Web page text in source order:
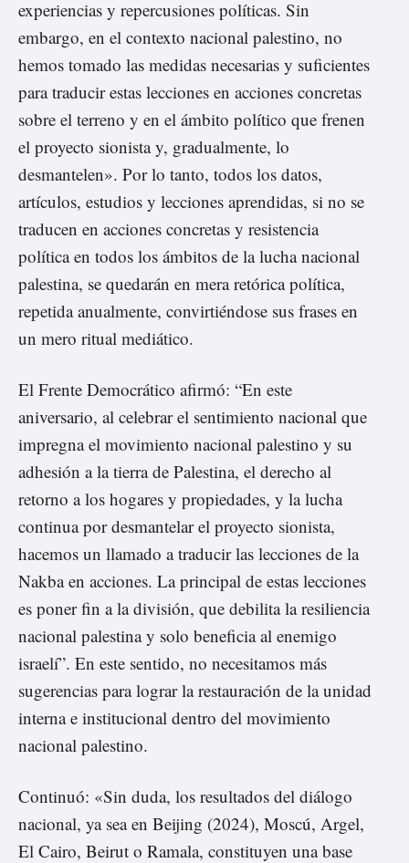
experiencias y repercusiones políticas. Sin
embargo, en el contexto nacional palestino, no
hemos tomado las medidas necesarias y suficientes
para traducir estas lecciones en acciones concretas
sobre el terreno y en el ámbito político que frenen
el proyecto sionista y, gradualmente, lo
desmantelen». Por lo tanto, todos los datos,
artículos, estudios y lecciones aprendidas, si no se
traducen en acciones concretas y resistencia
política en todos los ámbitos de la lucha nacional
palestina, se quedarán en mera retórica política,
repetida anualmente, convirtiéndose sus frases en
un mero ritual mediático.
El Frente Democrático afirmó: “En este
aniversario, al celebrar el sentimiento nacional que
impregna el movimiento nacional palestino y su
adhesión a la tierra de Palestina, el derecho al
retorno a los hogares y propiedades, y la lucha
continua por desmantelar el proyecto sionista,
hacemos un llamado a traducir las lecciones de la
Nakba en acciones. La principal de estas lecciones
es poner fin a la división, que debilita la resiliencia
nacional palestina y solo beneficia al enemigo
israelí”. En este sentido, no necesitamos más
sugerencias para lograr la restauración de la unidad
interna e institucional dentro del movimiento
nacional palestino.
Continuó: «Sin duda, los resultados del diálogo
nacional, ya sea en Beijing (2024), Moscú, Argel,
El Cairo, Beirut o Ramala, constituyen una base